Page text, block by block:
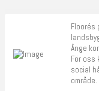
Floorés
Ånge
För oss
social
område.